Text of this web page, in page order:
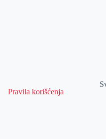
Pravila korišćenja